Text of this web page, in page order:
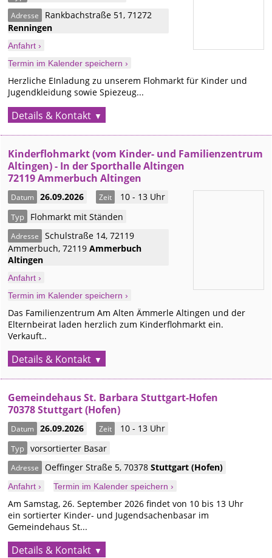
Adresse Rankbachstraße 51,71272
Renningen
Anfahrt ›
Termin im Kalender speichern ›
Herzliche EInladung zu unserem Flohmarkt für Kinder und
Jugendkleidung sowie Spiezeug...
Details & Kontakt
Kinderflohmarkt (vom Kinder- und Familienzentrum
Altingen) - In der Sporthalle Altingen
72119 Ammerbuch Altingen
Datum 26.09.2026 Zeit 10 - 13 Uhr
Typ Flohmarkt mit Ständen
Adresse
Schulstraße 14, 72119
Ammerbuch,72119Ammerbuch
Altingen
Anfahrt ›
Termin im Kalender speichern ›
Das Familienzentrum Am Alten Ämmerle Altingen und der
Elternbeirat laden herzlich zum Kinderflohmarkt ein.
Verkauft..
Details & Kontakt
Gemeindehaus St. Barbara Stuttgart-Hofen
70378 Stuttgart (Hofen)
Datum 26.09.2026 Zeit 10 - 13 Uhr
Typ vorsortierter Basar
Adresse Oeffinger Straße 5,70378Stuttgart(Hofen)
Anfahrt › Termin im Kalender speichern ›
Am Samstag, 26. September 2026 findet von 10 bis 13 Uhr
ein sortierter Kinder- und Jugendsachenbasar im
Gemeindehaus St...
Details & Kontakt